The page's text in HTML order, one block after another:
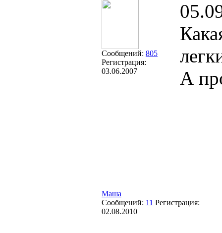
Сообщений: 805
Регистрация:
03.06.2007
А
Маша
Сообщений: 11 Регистрация:
02.08.2010